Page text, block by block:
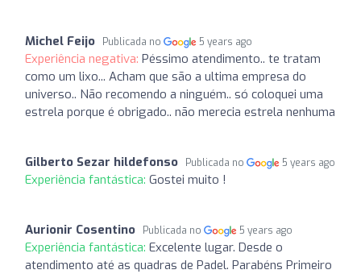
Michel Feijo Publicada no 5 years ago
Experiência negativa: Péssimo atendimento.. te tratam
como um lixo... Acham que são a ultima empresa do
universo.. Não recomendo a ninguém.. só coloquei uma
estrela porque é obrigado.. não merecia estrela nenhuma
Gilberto Sezar hildefonso Publicada no 5 years ago
Experiência fantástica: Gostei muito !
Aurionir Cosentino Publicada no 5 years ago
Experiência fantástica: Excelente lugar. Desde o
atendimento até as quadras de Padel. Parabéns Primeiro